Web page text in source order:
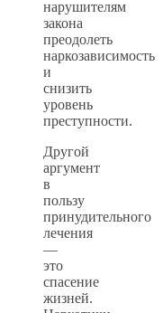
нарушителям
закона
преодолеть
наркозависимость
и
снизить
уровень
преступности.
Другой
аргумент
в
пользу
принудительного
лечения
—
это
спасение
жизней.